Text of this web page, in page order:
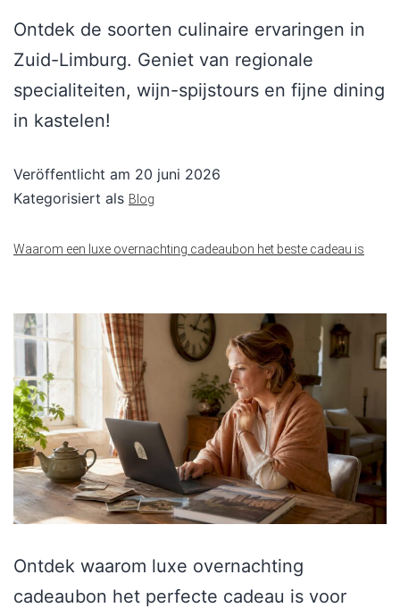
Ontdek de soorten culinaire ervaringen in
Zuid-Limburg. Geniet van regionale
specialiteiten, wijn-spijstours en fijne dining
in kastelen!
Veröffentlicht am 20 juni 2026
Kategorisiert als Blog
Waarom een luxe overnachting cadeaubon het beste cadeau is
Ontdek waarom luxe overnachting
cadeaubon het perfecte cadeau is voor